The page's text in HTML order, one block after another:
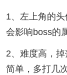
1、左上角的
会影响boss的
2、难度高，
简单，多打几